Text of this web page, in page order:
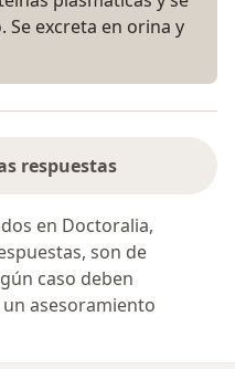
Se excreta en orina y
respuestas
en Doctoralia,
son de
caso deben
asesoramiento